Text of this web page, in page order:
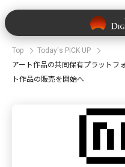
Top
Today's PICK UP
アート作品の共同保有プラットフ
ト作品の販売を開始へ